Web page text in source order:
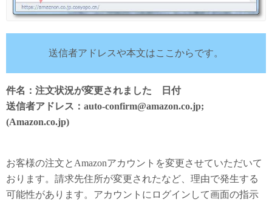
送信者アドレスや本文はここからです。
件名：注文状況が変更されました 日付
送信者アドレス：auto-confirm@amazon.co.jp;
(Amazon.co.jp)
お客様の注文とAmazonアカウントを変更させていただいて
おります。請求先住所が変更されたなど、理由で発生する
可能性があります。アカウントにログインして画面の指示